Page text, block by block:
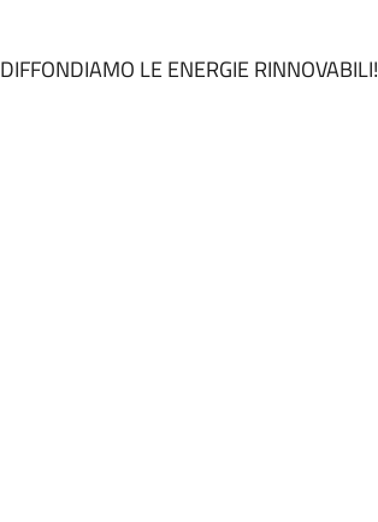
LE ENERGIE RINNOVABILI!